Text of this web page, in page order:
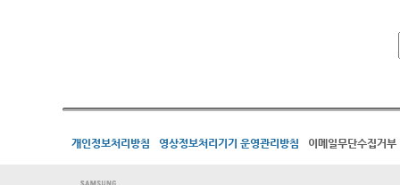
개인정보처리방침 영상정보처리기기 운영관리방침 이메일무단수집거부